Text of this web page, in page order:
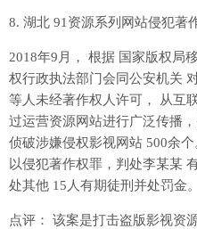
8. 湖北 91资源系列网站侵犯著
2018年9月， 根据 国家版权局
权行政执法部门会同公安机关
等人未经著作权人许可， 从互
过运营资源网站进行广泛传播
侦破涉嫌侵权影视网站 500余
以侵犯著作权罪，判处李某某
处其他 15人有期徒刑并处罚金。
点评： 该案是打击盗版影视资